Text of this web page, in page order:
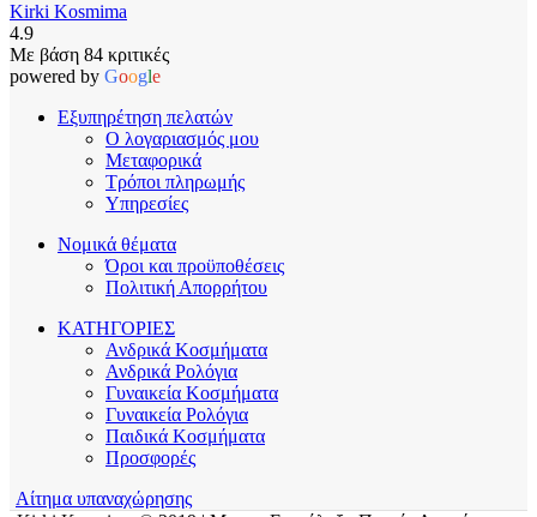
Kirki Kosmima
4.9
Με βάση 84 κριτικές
powered by Google
Εξυπηρέτηση πελατών
Ο λογαριασμός μου
Μεταφορικά
Τρόποι πληρωμής
Υπηρεσίες
Νομικά θέματα
Όροι και προϋποθέσεις
Πολιτική Απορρήτου
ΚΑΤΗΓΟΡΙΕΣ
Ανδρικά Κοσμήματα
Ανδρικά Ρολόγια
Γυναικεία Κοσμήματα
Γυναικεία Ρολόγια
Παιδικά Κοσμήματα
Προσφορές
Αίτημα υπαναχώρησης